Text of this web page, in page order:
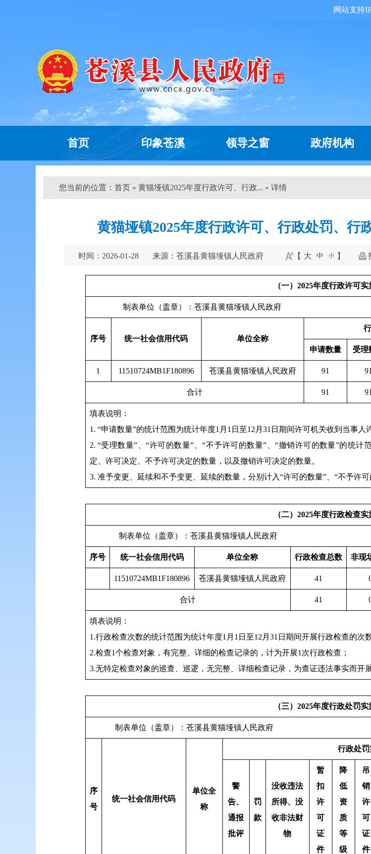
网站支持
首页 印象苍溪 领导之窗 政府机构
您当前的位置： 首页 » 黄猫垭镇2025年度行政许可、行政... » 详情
黄猫垭镇2025年度行政许可、行政处罚、行
时间：2026-01-28 来源：苍溪县黄猫垭镇人民政府 【 大 中 小 】
（一）2025年度行政许可
制表单位（盖章）：苍溪县黄猫垭镇人民
序号 统一社会信用代码 单位全称
申请数量
受理
1 11510724MB1F180896 苍溪县黄猫垭镇人民政府 91 91
合计 91 91
填表说明：
1. “申请数量”的统计范围为统计年度1月1日至12月31日期间许可机关收到当事人
2. “受理数量”、“许可的数量”、“不予许可的数量”、“撤销许可的数量”的统
定、许可决定、不予许可决定的数量，以及撤销许可决定的数量。
3. 准予变更、延续和不予变更、延续的数量，分别计入“许可的数量”、“不予许可
（二）2025年度行政检查
制表单位（盖章）：苍溪县黄猫垭镇人民
序号 统一社会信用代码 单位全称 行政检查总数 非现
11510724MB1F180896 苍溪县黄猫垭镇人民政府 41
合计 41
填表说明：
1.行政检查次数的统计范围为统计年度1月1日至12月31日期间开展行政检查的次
2.检查1个检查对象，有完整、详细的检查记录的，计为开展1次行政检查；
3.无特定检查对象的巡查、巡逻，无完整、详细检查记录，为查证违法事实而开
（三）2025年度行政处罚
制表单位（盖章）：苍溪县黄猫垭镇人民
序
号
统一社会信用代码
单位全
称
行政处罚
警
告、
通报
批评
罚
款
没收违法
所得、没
收非法财
物
暂
扣
许
可
证
件
降
低
资
质
等
级
吊
销
许
可
证
件